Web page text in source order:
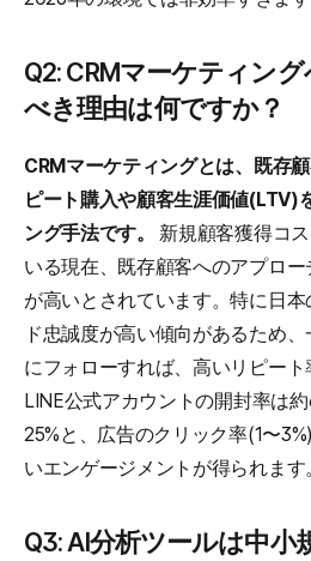
Q2: CRMマーケティン
べき理由は何ですか？
CRMマーケティングとは、既存
ピート購入や顧客生涯価値(LTV)
ング手法です。
新規顧客獲得コ
いる現在、既存顧客へのアプロ
が高いとされています。特に日
ド忠誠度が高い傾向があるため
にフォローすれば、高いリピート
LINE公式アカウントの開封率は
25%と、広告のクリック率(1〜
いエンゲージメントが得られます
Q3: AI分析ツールは中小